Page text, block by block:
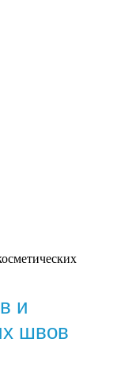
и
швов